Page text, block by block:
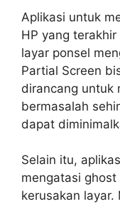
Aplikasi untuk
HP yang
layar ponsel
Partial Screen
dirancang untuk
bermasalah
dapat
Selain itu,
mengatasi
kerusakan